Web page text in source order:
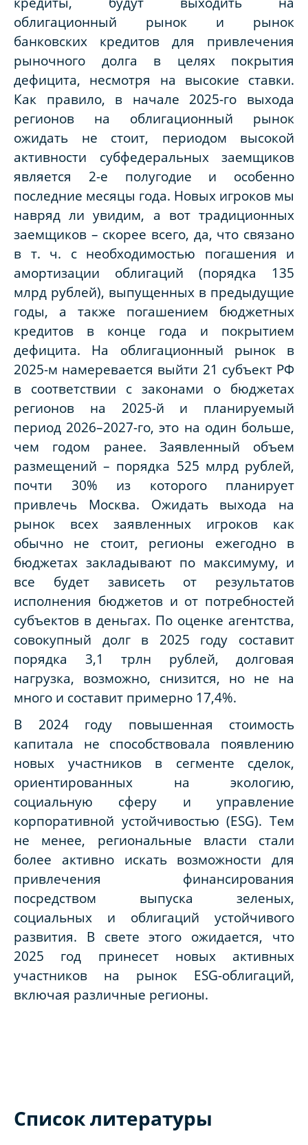
облигационный рынок и рынок
банковских кредитов для привлечения
рыночного долга в целях покрытия
дефицита, несмотря на высокие ставки.
Как правило, в начале 2025-го выхода
регионов на облигационный рынок
ожидать не стоит, периодом высокой
активности субфедеральных заемщиков
является 2-е полугодие и особенно
последние месяцы года. Новых игроков мы
навряд ли увидим, а вот традиционных
заемщиков – скорее всего, да, что связано
в т. ч. с необходимостью погашения и
амортизации облигаций (порядка 135
млрд рублей), выпущенных в предыдущие
годы, а также погашением бюджетных
кредитов в конце года и покрытием
дефицита. На облигационный рынок в
2025-м намеревается выйти 21 субъект РФ
в соответствии с законами о бюджетах
регионов на 2025-й и планируемый
период 2026–2027-го, это на один больше,
чем годом ранее. Заявленный объем
размещений – порядка 525 млрд рублей,
почти 30% из которого планирует
привлечь Москва. Ожидать выхода на
рынок всех заявленных игроков как
обычно не стоит, регионы ежегодно в
бюджетах закладывают по максимуму, и
все будет зависеть от результатов
исполнения бюджетов и от потребностей
субъектов в деньгах. По оценке агентства,
совокупный долг в 2025 году составит
порядка 3,1 трлн рублей, долговая
нагрузка, возможно, снизится, но не на
много и составит примерно 17,4%.
В 2024 году повышенная стоимость
капитала не способствовала появлению
новых участников в сегменте сделок,
ориентированных на экологию,
социальную сферу и управление
корпоративной устойчивостью (ESG). Тем
не менее, региональные власти стали
более активно искать возможности для
привлечения финансирования
посредством выпуска зеленых,
социальных и облигаций устойчивого
развития. В свете этого ожидается, что
2025 год принесет новых активных
участников на рынок ESG-облигаций,
включая различные регионы.
Список литературы